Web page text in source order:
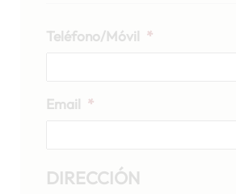
Teléfono/Móvil *
Email *
DIRECCIÓN